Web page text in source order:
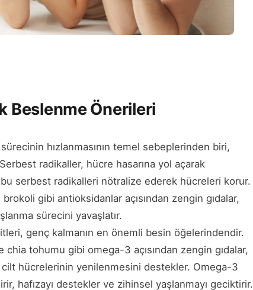
Beslenme Önerileri
hızlanmasının temel sebeplerinden biri,
radikaller, hücre hasarına yol açarak
bu serbest radikalleri nötralize ederek hücreleri korur.
gibi antioksidanlar açısından zengin gıdalar,
sürecini yavaşlatır.
genç kalmanın en önemli besin öğelerindendir.
tohumu gibi omega-3 açısından zengin gıdalar,
cilt hücrelerinin yenilenmesini destekler. Omega-3
hafızayı destekler ve zihinsel yaşlanmayı geciktirir.